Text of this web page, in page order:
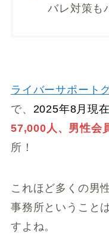
バレ対策も
ライバーサポート
で、 2025年8月現在
57,000人、男性会
所！
これほど多くの男
事務所ということ
すよね。